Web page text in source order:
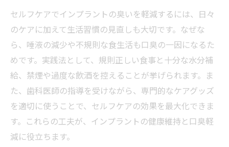
セルフケアでインプラントの臭いを軽減するには、日々
のケアに加えて生活習慣の見直しも大切です。なぜな
ら、唾液の減少や不規則な食生活も口臭の一因になるた
めです。実践法として、規則正しい食事と十分な水分補
給、禁煙や過度な飲酒を控えることが挙げられます。ま
た、歯科医師の指導を受けながら、専門的なケアグッズ
を適切に使うことで、セルフケアの効果を最大化できま
す。これらの工夫が、インプラントの健康維持と口臭軽
減に役立ちます。